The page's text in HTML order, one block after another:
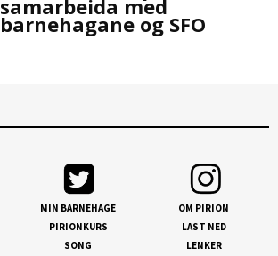
samarbeida med
barnehagane og SFO
MIN BARNEHAGE
PIRIONKURS
SONG
OM PIRION
LAST NED
LENKER